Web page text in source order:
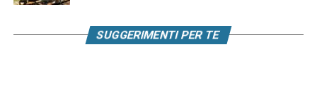
SUGGERIMENTI PER TE